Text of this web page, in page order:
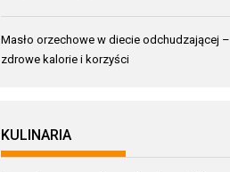
Masło orzechowe w diecie odchudzającej –
zdrowe kalorie i korzyści
KULINARIA